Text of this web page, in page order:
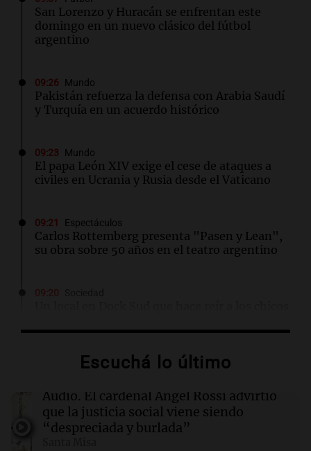
San Lorenzo y Huracán se enfrentan este
domingo en un nuevo clásico del fútbol
argentino
09:26 Mundo
Pakistán refuerza la defensa con Arabia Saudí
y Turquía en un acuerdo histórico
09:23 Mundo
El papa León XIV exige el cese de ataques a
civiles en Ucrania y Rusia desde el Vaticano
09:21 Espectáculos
Carlos Rottemberg presenta "Pasen y Lean",
su obra sobre 50 años en el teatro argentino
Sociedad
Cristian Díaz en Villa Lugano iniciará este
lunes
Escuchá lo último
Audio. El cardenal Ángel Rossi advirtió
que la justicia social viene siendo
“despreciada y burlada”